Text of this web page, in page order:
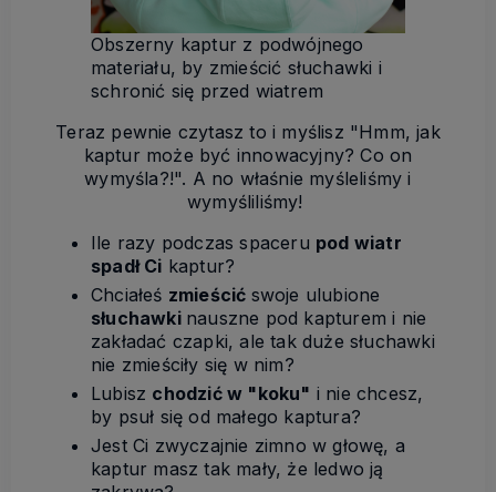
Obszerny kaptur z podwójnego
materiału, by zmieścić słuchawki i
schronić się przed wiatrem
Teraz pewnie czytasz to i myślisz "Hmm, jak
kaptur może być innowacyjny? Co on
wymyśla?!". A no właśnie myśleliśmy i
wymyśliliśmy!
Ile razy podczas spaceru pod wiatr
spadł Ci kaptur?
Chciałeś zmieścić swoje ulubione
słuchawki nauszne pod kapturem i nie
zakładać czapki, ale tak duże słuchawki
nie zmieściły się w nim?
Lubisz chodzić w "koku" i nie chcesz,
by psuł się od małego kaptura?
Jest Ci zwyczajnie zimno w głowę, a
kaptur masz tak mały, że ledwo ją